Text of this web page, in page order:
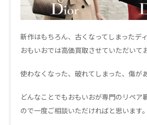
新作はもちろん、古くなってしまったデ
おもいおでは高価買取させていただいて
使わなくなった、破れてしまった、傷があ
どんなことでもおもいおが専門のリペア
ので一度ご相談いただければと思います。